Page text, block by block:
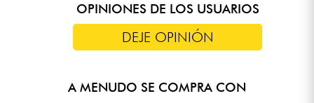
OPINIONES DE LOS USUARIOS
DEJE OPINIÓN
A MENUDO SE COMPRA CON